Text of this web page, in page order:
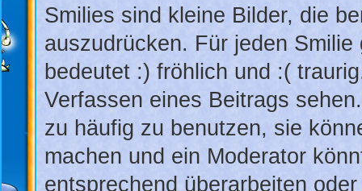
Smilies sind kleine Bilder, die
auszudrücken. Für jeden
bedeutet :) fröhlich und :(
Verfassen eines Beitrags
zu häufig zu benutzen, sie
machen und ein Moderator
entsprechend überarbeiten